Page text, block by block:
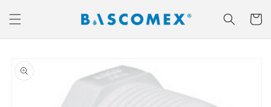
directamente
al contenido
Carrito
a la
información